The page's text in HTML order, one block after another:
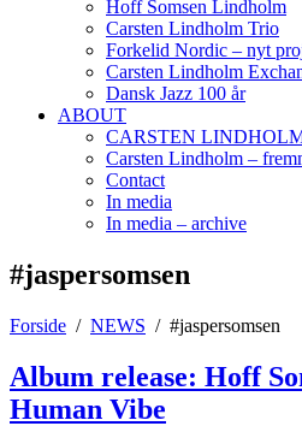
Hoff Somsen Lindholm
Carsten Lindholm Trio
Forkelid Nordic – nyt
Carsten Lindholm
Dansk Jazz 100 år
ABOUT
CARSTEN
Carsten Lindholm –
Contact
In media
In media – archive
#jaspersomsen
Forside NEWS #jaspersomsen
Album release: Hoff
Human Vibe